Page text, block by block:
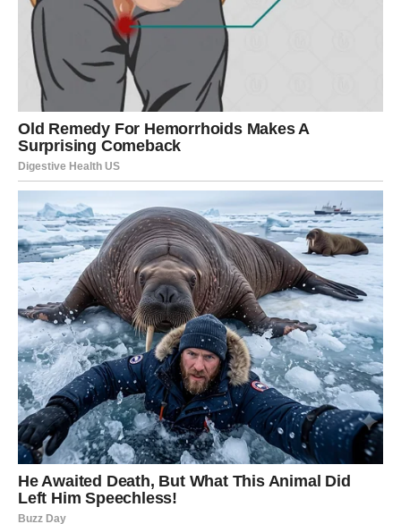
važno je zapamtiti da je svaka osoba jedinstvena, a
odgovor na ovaj test može biti samo početak vašeg
introspektivnog puta
Oglasi